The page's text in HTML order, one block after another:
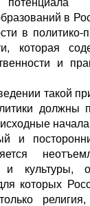
в
в
которая
и
такой
должны
и
и культуры,
которых